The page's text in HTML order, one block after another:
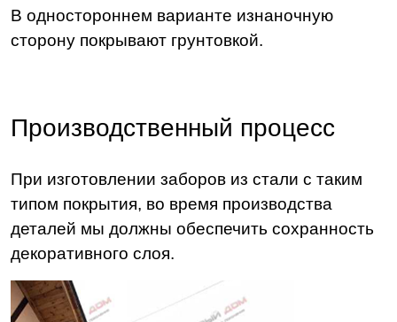
В одностороннем варианте изнаночную
сторону покрывают грунтовкой.
Производственный процесс
При изготовлении заборов из стали с таким
типом покрытия, во время производства
деталей мы должны обеспечить сохранность
декоративного слоя.